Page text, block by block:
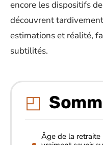
encore les dispositifs
découvrent
estimations et réalité,
subtilités.
Âge de la retraite